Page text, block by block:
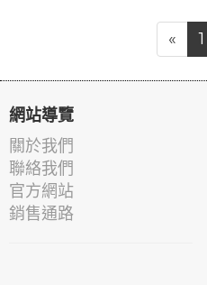
« 1
網站導覽
關於我們
聯絡我們
官方網站
銷售通路